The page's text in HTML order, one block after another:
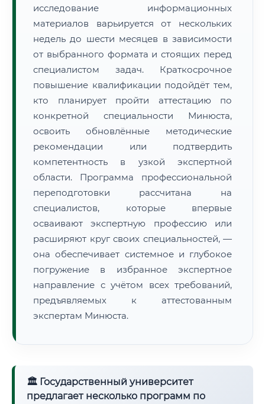
исследование информационных
материалов варьируется от нескольких
недель до шести месяцев в зависимости
от выбранного формата и стоящих перед
специалистом задач. Краткосрочное
повышение квалификации подойдёт тем,
кто планирует пройти аттестацию по
конкретной специальности Минюста,
освоить обновлённые методические
рекомендации или подтвердить
компетентность в узкой экспертной
области. Программа профессиональной
переподготовки рассчитана на
специалистов, которые впервые
осваивают экспертную профессию или
расширяют круг своих специальностей, —
она обеспечивает системное и глубокое
погружение в избранное экспертное
направление с учётом всех требований,
предъявляемых к аттестованным
экспертам Минюста.
🏛 Государственный университет
предлагает несколько программ по